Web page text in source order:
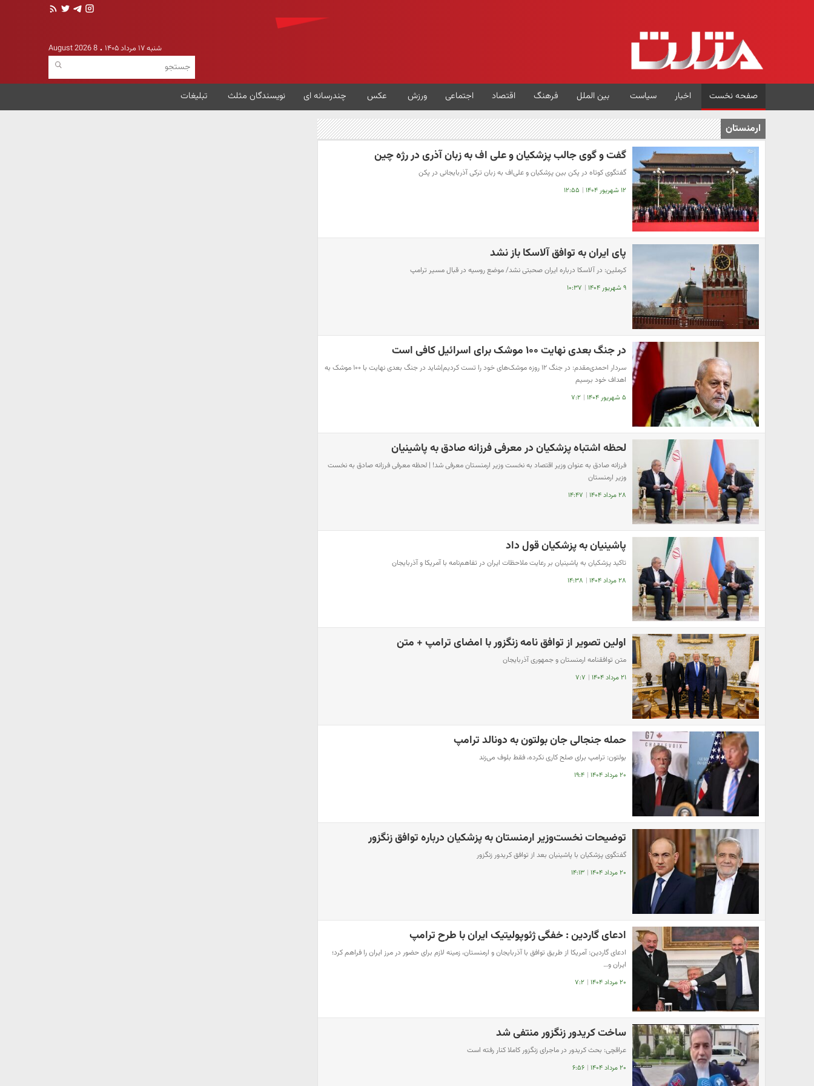
شنبه ۱۷ مرداد ۱۴۰۵ 8 August 2026
صفحه نخست اخبار سیاست بین الملل فرهنگ اقتصاد اجتماعی ورزش عکس چندرسانه ای نویسندگان مثلث تبلیغات
ارمنستان
گفت و گوی جالب پزشکیان و علی اف به زبان آذری در رژه چین
گفتگوی کوتاه در پکن بین پزشکیان و علی‌اف به زبان ترکی آذربایجانی در پکن
۱۲ شهریور ۱۴۰۴ | ۱۲:۵۵
پای ایران به توافق آلاسکا باز نشد
کرملین:‌ در آلاسکا درباره ایران صحبتی نشد/ موضع روسیه در قبال مسیر ترامپ
۹ شهریور ۱۴۰۴ | ۱۰:۳۷
در جنگ بعدی نهایت ۱۰۰ موشک برای اسرائیل کافی است
سردار احمدی‌مقدم: در جنگ ۱۲ روزه موشک‌های خود را تست کردیم|شاید در جنگ بعدی نهایت با ۱۰۰ موشک به
اهداف خود برسیم
۵ شهریور ۱۴۰۴ | ۷:۲
لحظه اشتباه پزشکیان در معرفی فرزانه صادق به پاشینیان
فرزانه صادق به عنوان وزیر اقتصاد به نخست وزیر ارمنستان معرفی شد! | لحظه معرفی فرزانه صادق به نخست
وزیر ارمنستان
۲۸ مرداد ۱۴۰۴ | ۱۴:۴۷
پاشینیان به پزشکیان قول داد
تاکید پزشکیان به پاشینیان بر رعایت ملاحظات ایران در تفاهم‌نامه با آمریکا و آذربایجان
۲۸ مرداد ۱۴۰۴ | ۱۴:۳۸
اولین تصویر از توافق نامه زنگزور با امضای ترامپ + متن
متن توافقنامه ارمنستان و جمهوری آذربایجان
۲۱ مرداد ۱۴۰۴ | ۷:۷
حمله جنجالی جان بولتون به دونالد ترامپ
بولتون: ترامپ برای صلح کاری نکرده، فقط بلوف می‌زند
۲۰ مرداد ۱۴۰۴ | ۱۹:۴
توضیحات نخست‌وزیر ارمنستان به پزشکیان درباره توافق زنگزور
گفتگوی پزشکیان با پاشینیان بعد از توافق کریدور زنگزور
۲۰ مرداد ۱۴۰۴ | ۱۴:۱۳
ادعای گاردین : خفگی ژئوپولیتیک ایران با طرح ترامپ
ادعای گاردین: آمریکا از طریق توافق با آذربایجان و ارمنستان، زمینه لازم برای حضور در مرز ایران را فراهم کرد؛
ایران و…
۲۰ مرداد ۱۴۰۴ | ۷:۲
ساخت کریدور زنگزور منتفی شد
عراقچی: بحث کریدور در ماجرای زنگزور کاملا کنار رفته است
۲۰ مرداد ۱۴۰۴ | ۶:۵۶